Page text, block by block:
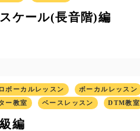
ケール(長音階)編
ボーカルレッスン
ボーカルレッスン
ー教室 ベースレッスン DTM教室
編